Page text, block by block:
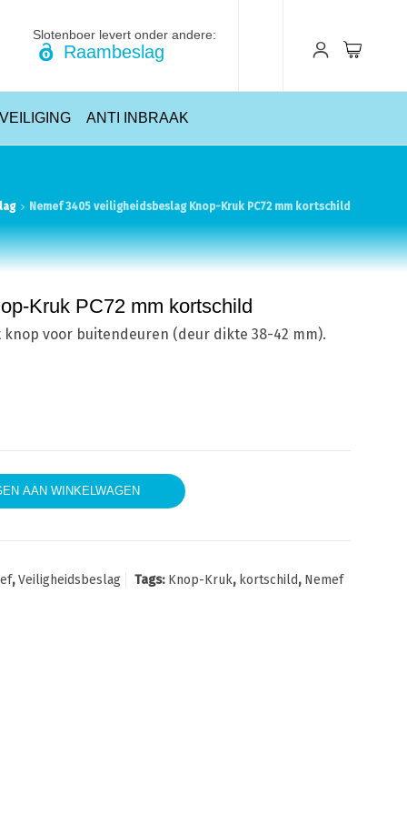
Slotenboer levert onder andere:
Raambeslag
ANTI INBRAAK
Nemef 3405 veiligheidsbeslag Knop-Kruk PC72 mm kortschild
Kruk PC72 mm kortschild
voor buitendeuren (deur dikte 38-42 mm).
Kruk PC72 mm kortschild aantal
AAN WINKELWAGEN
,Veiligheidsbeslag Tags: Knop-Kruk, kortschild, Nemef